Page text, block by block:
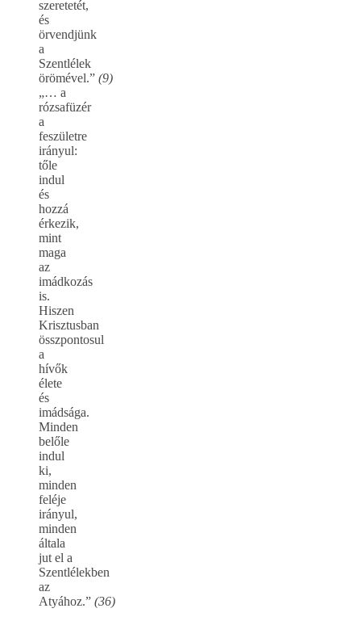
szeretetét,
és
örvendjünk
a
Szentlélek
örömével.” (9)
„… a
rózsafüzér
a
feszületre
irányul:
tőle
indul
és
hozzá
érkezik,
mint
maga
az
imádkozás
is.
Hiszen
Krisztusban
összpontosul
a
hívők
élete
és
imádsága.
Minden
belőle
indul
ki,
minden
feléje
irányul,
minden
általa
jut el a
Szentlélekben
az
Atyához.” (36)